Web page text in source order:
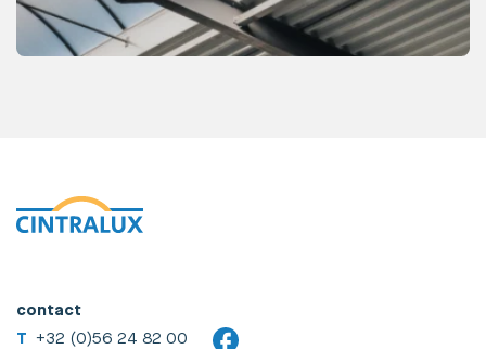
contact
T +32 (0)56 24 82 00